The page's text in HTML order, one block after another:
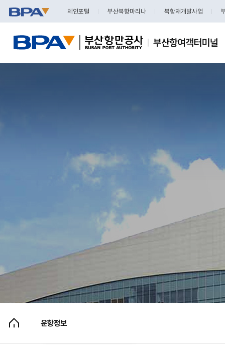
체인포털 부산북항마리나 북항재개발사업
운항정보
국제여객터미널소개
국제여객터미널소개 영상
유실물보관센터운영안내
출·입국 수속 안내
주차요금 안내
자료실